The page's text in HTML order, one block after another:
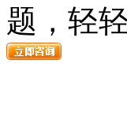
题，轻